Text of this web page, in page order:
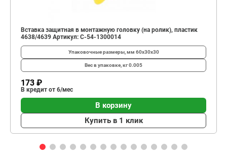
Вставка защитная в монтажную головку (на ролик), пластик
4638/4639 Артикул: C-54-1300014
Упаковочные размеры, мм 60х30х30
Вес в упаковке, кг0.005
173 ₽
В кредит от 6/мес
В корзину
Купить в 1 клик